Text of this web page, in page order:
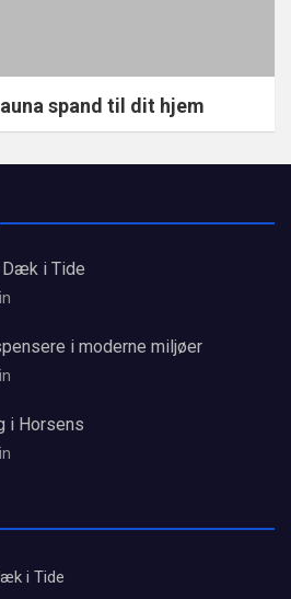
spand til dit hjem
i Tide
i moderne miljøer
i Horsens
i Tide